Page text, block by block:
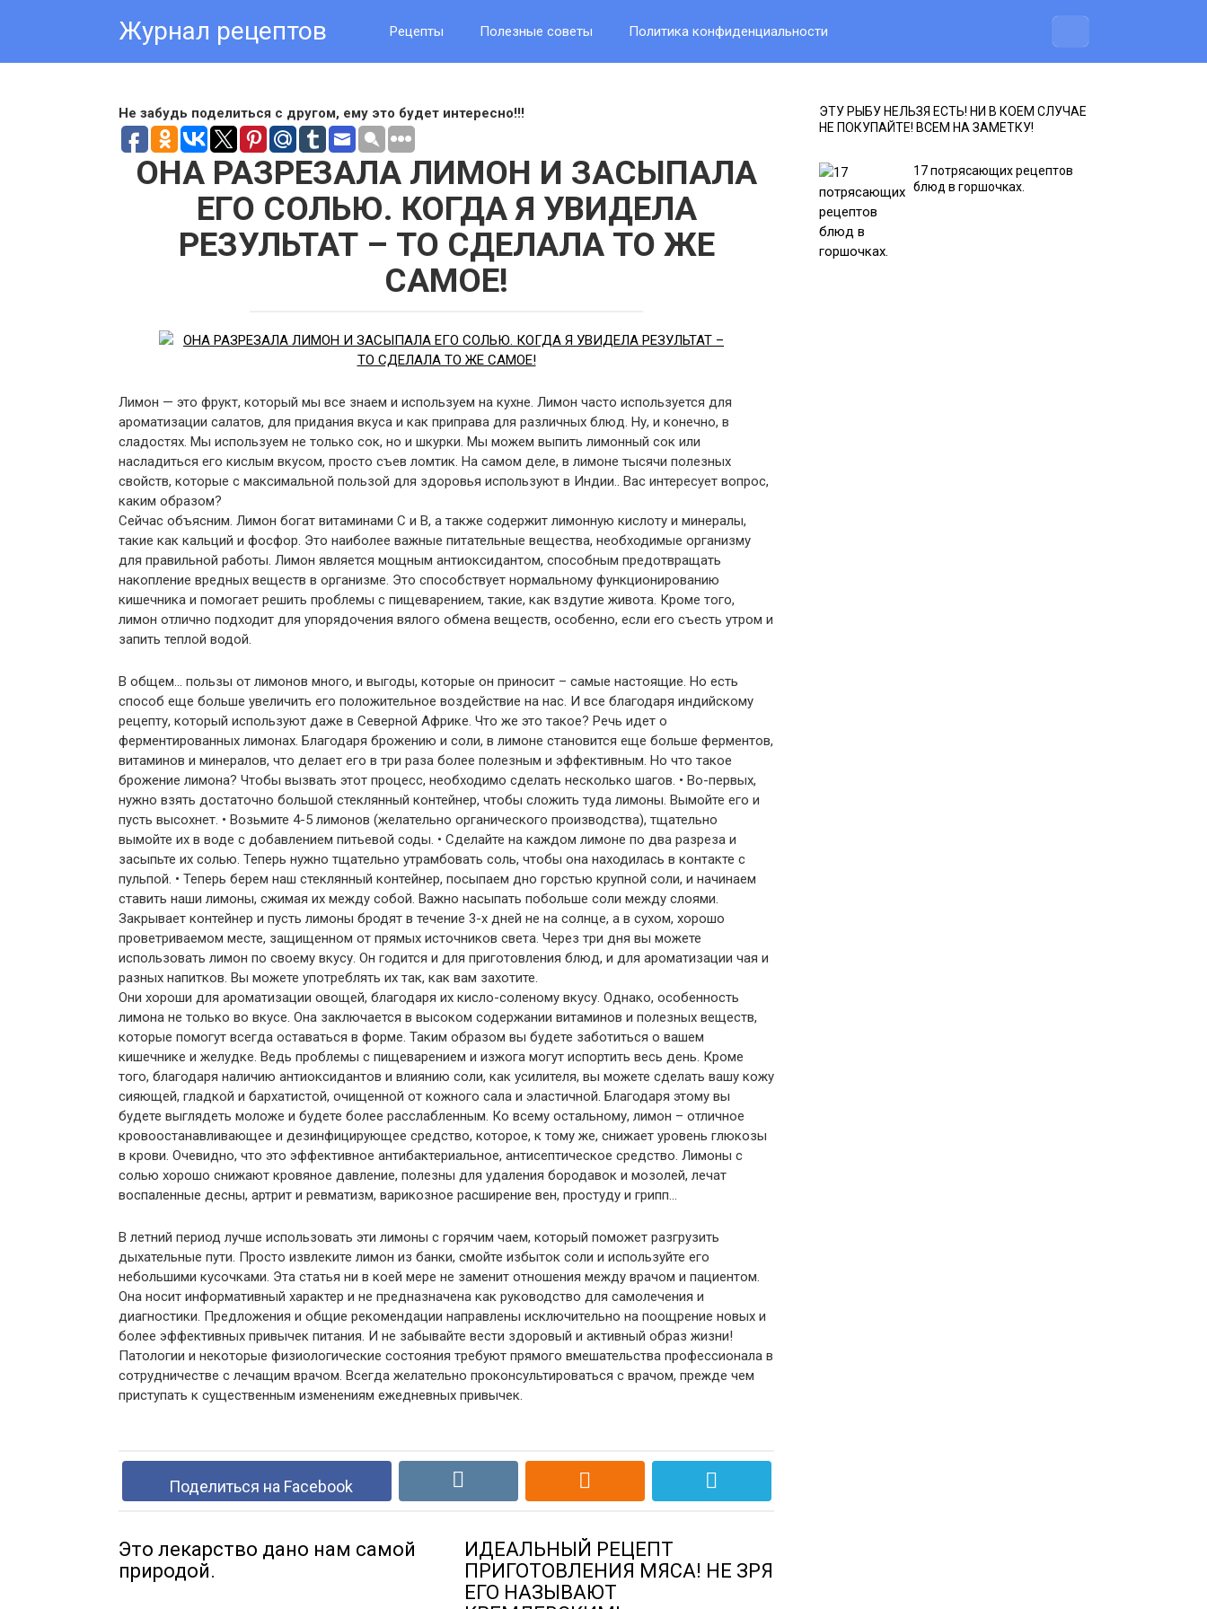
Журнал рецептов Рецепты Полезные советы Политика конфиденциальности
Не забудь поделиться с другом, ему это будет интересно!!!
ОНА РАЗРЕЗАЛА ЛИМОН И ЗАСЫПАЛА
ЕГО СОЛЬЮ. КОГДА Я УВИДЕЛА
РЕЗУЛЬТАТ – ТО СДЕЛАЛА ТО ЖЕ
САМОЕ!
Лимон — это фрукт, который мы все знаем и используем на кухне. Лимон часто используется для
ароматизации салатов, для придания вкуса и как приправа для различных блюд. Ну, и конечно, в
сладостях. Мы используем не только сок, но и шкурки. Мы можем выпить лимонный сок или
насладиться его кислым вкусом, просто съев ломтик. На самом деле, в лимоне тысячи полезных
свойств, которые с максимальной пользой для здоровья используют в Индии.. Вас интересует вопрос,
каким образом?
Сейчас объясним. Лимон богат витаминами С и В, а также содержит лимонную кислоту и минералы,
такие как кальций и фосфор. Это наиболее важные питательные вещества, необходимые организму
для правильной работы. Лимон является мощным антиоксидантом, способным предотвращать
накопление вредных веществ в организме. Это способствует нормальному функционированию
кишечника и помогает решить проблемы с пищеварением, такие, как вздутие живота. Кроме того,
лимон отлично подходит для упорядочения вялого обмена веществ, особенно, если его съесть утром и
запить теплой водой.
В общем… пользы от лимонов много, и выгоды, которые он приносит – самые настоящие. Но есть
способ еще больше увеличить его положительное воздействие на нас. И все благодаря индийскому
рецепту, который используют даже в Северной Африке. Что же это такое? Речь идет о
ферментированных лимонах. Благодаря брожению и соли, в лимоне становится еще больше ферментов,
витаминов и минералов, что делает его в три раза более полезным и эффективным. Но что такое
брожение лимона? Чтобы вызвать этот процесс, необходимо сделать несколько шагов. • Во-первых,
нужно взять достаточно большой стеклянный контейнер, чтобы сложить туда лимоны. Вымойте его и
пусть высохнет. • Возьмите 4-5 лимонов (желательно органического производства), тщательно
вымойте их в воде с добавлением питьевой соды. • Сделайте на каждом лимоне по два разреза и
засыпьте их солью. Теперь нужно тщательно утрамбовать соль, чтобы она находилась в контакте с
пульпой. • Теперь берем наш стеклянный контейнер, посыпаем дно горстью крупной соли, и начинаем
ставить наши лимоны, сжимая их между собой. Важно насыпать побольше соли между слоями.
Закрывает контейнер и пусть лимоны бродят в течение 3-х дней не на солнце, а в сухом, хорошо
проветриваемом месте, защищенном от прямых источников света. Через три дня вы можете
использовать лимон по своему вкусу. Он годится и для приготовления блюд, и для ароматизации чая и
разных напитков. Вы можете употреблять их так, как вам захотите.
Они хороши для ароматизации овощей, благодаря их кисло-соленому вкусу. Однако, особенность
лимона не только во вкусе. Она заключается в высоком содержании витаминов и полезных веществ,
которые помогут всегда оставаться в форме. Таким образом вы будете заботиться о вашем
кишечнике и желудке. Ведь проблемы с пищеварением и изжога могут испортить весь день. Кроме
того, благодаря наличию антиоксидантов и влиянию соли, как усилителя, вы можете сделать вашу кожу
сияющей, гладкой и бархатистой, очищенной от кожного сала и эластичной. Благодаря этому вы
будете выглядеть моложе и будете более расслабленным. Ко всему остальному, лимон – отличное
кровоостанавливающее и дезинфицирующее средство, которое, к тому же, снижает уровень глюкозы
в крови. Очевидно, что это эффективное антибактериальное, антисептическое средство. Лимоны с
солью хорошо снижают кровяное давление, полезны для удаления бородавок и мозолей, лечат
воспаленные десны, артрит и ревматизм, варикозное расширение вен, простуду и грипп…
В летний период лучше использовать эти лимоны с горячим чаем, который поможет разгрузить
дыхательные пути. Просто извлеките лимон из банки, смойте избыток соли и используйте его
небольшими кусочками. Эта статья ни в коей мере не заменит отношения между врачом и пациентом.
Она носит информативный характер и не предназначена как руководство для самолечения и
диагностики. Предложения и общие рекомендации направлены исключительно на поощрение новых и
более эффективных привычек питания. И не забывайте вести здоровый и активный образ жизни!
Патологии и некоторые физиологические состояния требуют прямого вмешательства профессионала в
сотрудничестве с лечащим врачом. Всегда желательно проконсультироваться с врачом, прежде чем
приступать к существенным изменениям ежедневных привычек.
Поделиться на Facebook
Это лекарство дано нам самой
природой.
ИДЕАЛЬНЫЙ РЕЦЕПТ
ПРИГОТОВЛЕНИЯ МЯСА! НЕ ЗРЯ
ЕГО НАЗЫВАЮТ
ЭТУ РЫБУ НЕЛЬЗЯ ЕСТЬ! НИ В КОЕМ СЛУЧАЕ
НЕ ПОКУПАЙТЕ! ВСЕМ НА ЗАМЕТКУ!
17 потрясающих рецептов
блюд в горшочках.